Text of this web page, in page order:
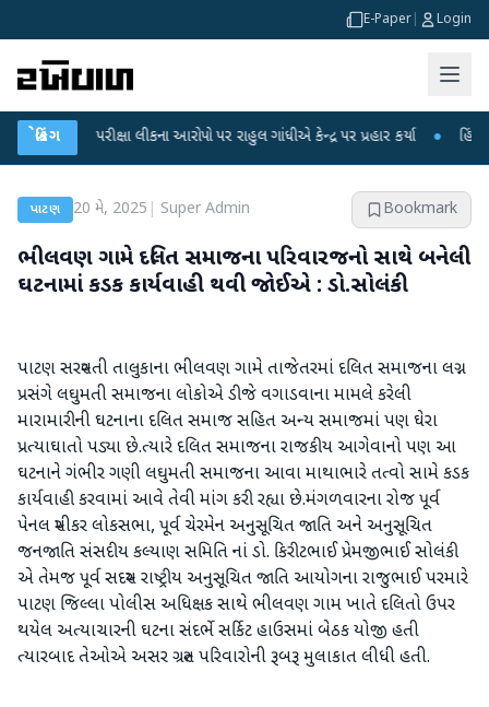
E-Paper Login
બ્રેકિંગ
પરીક્ષા લીકના આરોપો પર રાહુલ ગાંધીએ કેન્દ્ર પર પ્રહાર કર્યા ● હિંમતનગરમાં
પાટણ 20 મે, 2025 Super Admin Bookmark
ભીલવણ ગામે દલિત સમાજના પરિવારજનો સાથે બનેલી
ઘટનામાં કડક કાર્યવાહી થવી જોઈએ : ડો.સોલંકી
પાટણ સરસ્વતી તાલુકાના ભીલવણ ગામે તાજેતરમાં દલિત સમાજના લગ્ન
પ્રસંગે લઘુમતી સમાજના લોકોએ ડીજે વગાડવાના મામલે કરેલી
મારામારીની ઘટનાના દલિત સમાજ સહિત અન્ય સમાજમાં પણ ઘેરા
પ્રત્યાઘાતો પડ્યા છે.ત્યારે દલિત સમાજના રાજકીય આગેવાનો પણ આ
ઘટનાને ગંભીર ગણી લઘુમતી સમાજના આવા માથાભારે તત્વો સામે કડક
કાર્યવાહી કરવામાં આવે તેવી માંગ કરી રહ્યા છે.મંગળવારના રોજ પૂર્વ
પેનલ સ્પીકર લોકસભા, પૂર્વ ચેરમેન અનુસૂચિત જાતિ અને અનુસૂચિત
જનજાતિ સંસદીય કલ્યાણ સમિતિ નાં ડો. કિરીટભાઈ પ્રેમજીભાઈ સોલંકી
એ તેમજ પૂર્વ સદસ્ય રાષ્ટ્રીય અનુસૂચિત જાતિ આયોગના રાજુભાઈ પરમારે
પાટણ જિલ્લા પોલીસ અધિક્ષક સાથે ભીલવણ ગામ ખાતે દલિતો ઉપર
થયેલ અત્યાચારની ઘટના સંદર્ભે સર્કિટ હાઉસમાં બેઠક યોજી હતી
ત્યારબાદ તેઓએ અસર ગ્રસ્ત પરિવારોની રૂબરૂ મુલાકાત લીધી હતી.